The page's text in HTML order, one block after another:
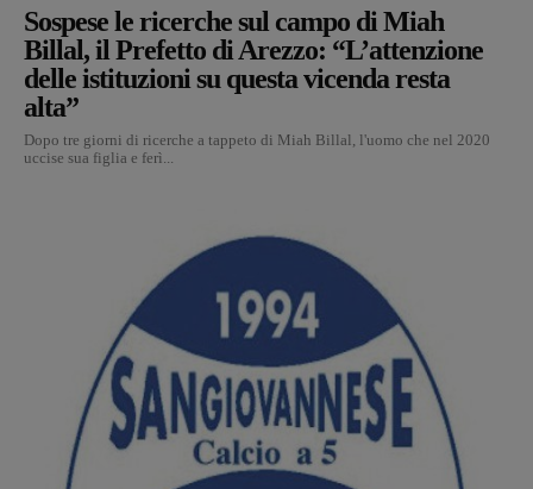
Sospese le ricerche sul campo di Miah
Billal, il Prefetto di Arezzo: “L’attenzione
delle istituzioni su questa vicenda resta
alta”
Dopo tre giorni di ricerche a tappeto di Miah Billal, l'uomo che nel 2020
uccise sua figlia e ferì...